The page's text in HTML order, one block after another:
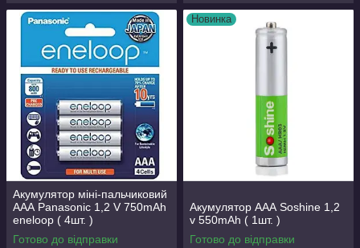
Акумулятор міні-пальчиковий
ААА Panasonic 1,2 V 750mAh
eneloop ( 4шт. )
Готово до відправки
Новинка
Акумулятор ААА Soshine 1,2
v 550mAh ( 1шт. )
Готово до відправки